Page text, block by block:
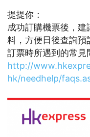
提提你：
成功訂購機票後，
料，方便日後查詢預
訂票時所遇到的常見
http://
hk/needhelp/